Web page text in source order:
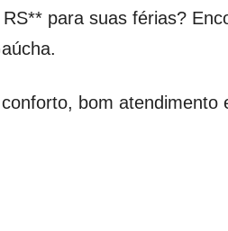
para suas férias?
bom